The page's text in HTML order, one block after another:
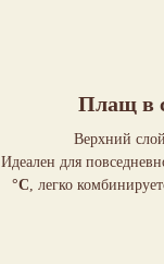
Плащ в
Верхний
Идеален для
°C, легко